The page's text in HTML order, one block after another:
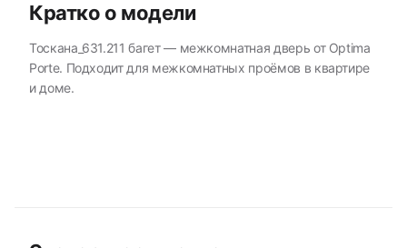
Кратко о модели
Тоскана_631.211 багет — межкомнатная дверь от Optima
Porte. Подходит для межкомнатных проёмов в квартире
и доме.